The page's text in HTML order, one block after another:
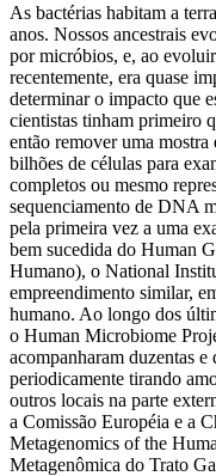
As bactérias habitam a
anos. Nossos ancestrais
por micróbios, e, ao
recentemente, era quase
determinar o impacto que
cientistas tinham primeiro
então remover uma
bilhões de células para
completos ou mesmo
sequenciamento de DNA
pela primeira vez a uma
bem sucedida do Human
Humano), o National
empreendimento similar,
humano. Ao longo dos
o Human Microbiome
acompanharam duzentas e
periodicamente tirando
outros locais na parte
a Comissão Européia e a
Metagenomics of the
Metagenômica do Trato